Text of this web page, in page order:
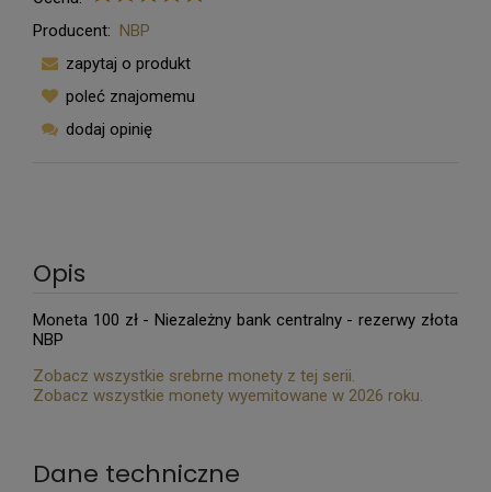
Producent:
NBP
zapytaj o produkt
poleć znajomemu
dodaj opinię
Opis
Moneta 100 zł - Niezależny bank centralny - rezerwy złota
NBP
Zobacz wszystkie srebrne monety z tej serii.
Zobacz wszystkie monety wyemitowane w 2026 roku.
Dane techniczne